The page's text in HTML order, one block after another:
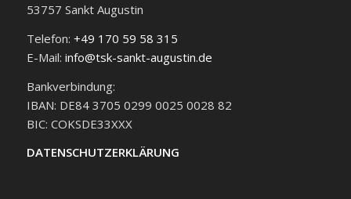
53757 Sankt Augustin
Telefon: +49 170 59 58 315
E-Mail: info@tsk-sankt-augustin.de
Bankverbindung:
IBAN: DE84 3705 0299 0025 0028 82
BIC: COKSDE33XXX
DATENSCHUTZERKLÄRUNG